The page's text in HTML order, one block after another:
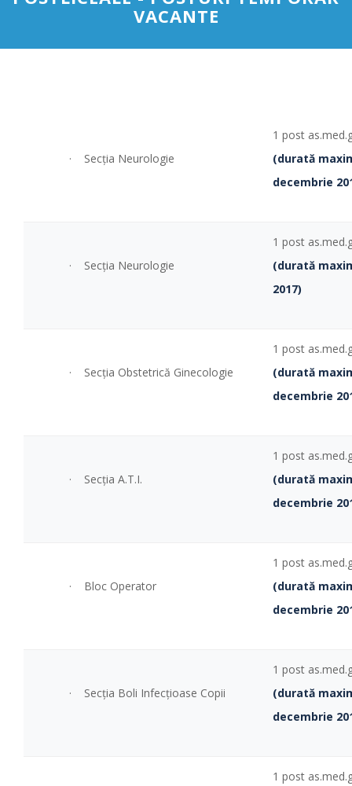
VACANTE
· Secţia Neurologie
1 post
(durată
decembrie
· Secţia Neurologie
1 post
(durată
2017)
· Secţia Obstetrică Ginecologie
1 post
(durată
decembrie
· Secţia A.T.I.
1 post
(durată
decembrie
· Bloc Operator
1 post
(durată
decembrie
· Secţia Boli Infecţioase Copii
1 post
(durată
decembrie
1 post